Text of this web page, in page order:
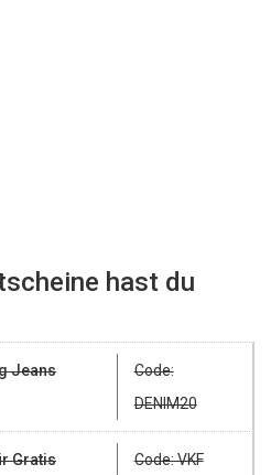
hast du
Jeans
Code:
DENIM20
Gratis
Code: VKF